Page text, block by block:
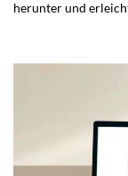
herunter und